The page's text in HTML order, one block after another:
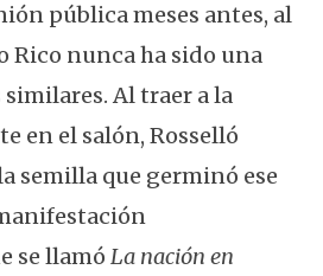
pública meses antes, al
Rico nunca ha sido una
Al traer a la
en el salón, Rosselló
semilla que germinó ese
se llamó La nación en